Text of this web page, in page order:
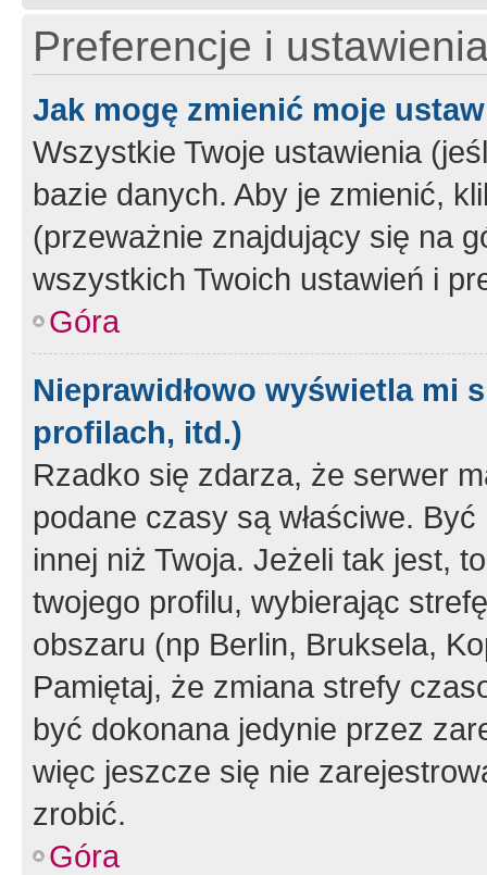
Preferencje i
Jak mogę zmienić moje
Wszystkie Twoje ustawienia
bazie danych. Aby je zmienić,
(przeważnie znajdujący się na
wszystkich Twoich ustawień i
Góra
Nieprawidłowo wyświetla mi
profilach, itd.)
Rzadko się zdarza, że serwer
podane czasy są właściwe.
innej niż Twoja. Jeżeli tak jest,
twojego profilu, wybierając
obszaru (np Berlin, Bruksela,
Pamiętaj, że zmiana strefy
być dokonana jedynie przez
więc jeszcze się nie
zrobić.
Góra